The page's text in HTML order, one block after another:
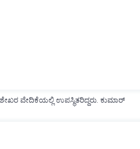
ವೇದಿಕೆಯಲ್ಲಿ ಉಪಸ್ಥಿತರಿದ್ದರು. ಕುಮಾರ್